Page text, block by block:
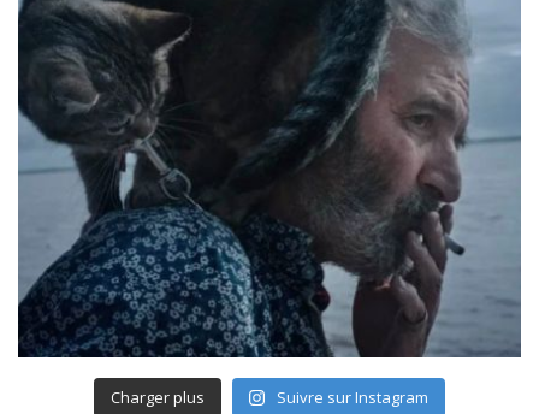
Charger plus Suivre sur Instagram